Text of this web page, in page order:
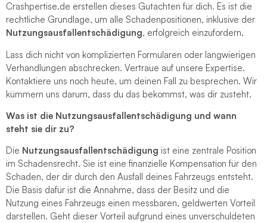
Crashpertise.de erstellen dieses Gutachten für dich. Es ist die
rechtliche Grundlage, um alle Schadenpositionen, inklusive der
Nutzungsausfallentschädigung, erfolgreich einzufordern.
Lass dich nicht von komplizierten Formularen oder langwierigen
Verhandlungen abschrecken. Vertraue auf unsere Expertise.
Kontaktiere uns noch heute, um deinen Fall zu besprechen. Wir
kümmern uns darum, dass du das bekommst, was dir zusteht.
Was ist die Nutzungsausfallentschädigung und wann
steht sie dir zu?
Die Nutzungsausfallentschädigung ist eine zentrale Position
im Schadensrecht. Sie ist eine finanzielle Kompensation für den
Schaden, der dir durch den Ausfall deines Fahrzeugs entsteht.
Die Basis dafür ist die Annahme, dass der Besitz und die
Nutzung eines Fahrzeugs einen messbaren, geldwerten Vorteil
darstellen. Geht dieser Vorteil aufgrund eines unverschuldeten